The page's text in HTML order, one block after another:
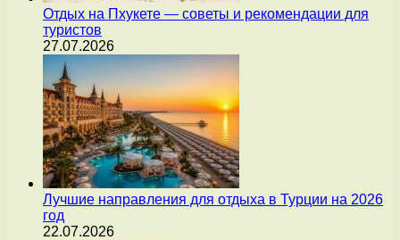
Отдых на Пхукете — советы и рекомендации для
туристов
27.07.2026
Лучшие направления для отдыха в Турции на 2026
год
22.07.2026